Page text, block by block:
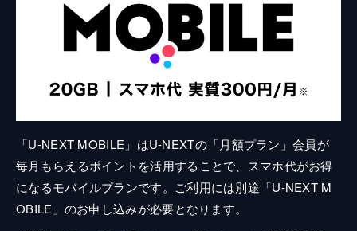
「U-NEXT MOBILE」はU-NEXTの「月額プラン」会員が
毎月もらえるポイントを活用することで、スマホ代がお得
になるモバイルプランです。ご利用には別途「U-NEXT M
OBILE」のお申し込みが必要となります。